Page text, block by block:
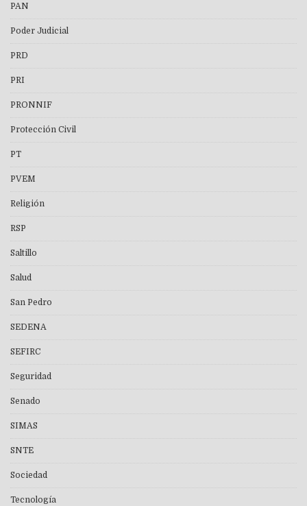
PAN
Poder Judicial
PRD
PRI
PRONNIF
Protección Civil
PT
PVEM
Religión
RSP
Saltillo
Salud
San Pedro
SEDENA
SEFIRC
Seguridad
Senado
SIMAS
SNTE
Sociedad
Tecnología